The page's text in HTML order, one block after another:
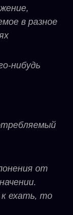
в разное
нибудь
от
к ехать, то